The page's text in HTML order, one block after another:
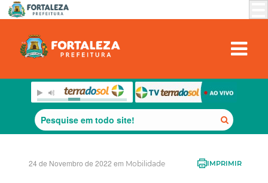
24 de Novembro de 2022 em Mobilidade IMPRIMIR